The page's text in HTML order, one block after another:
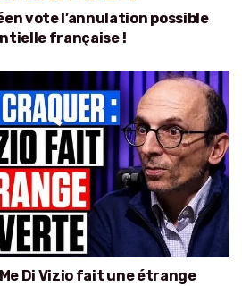
vote l’annulation possible
française !
Di Vizio fait une étrange